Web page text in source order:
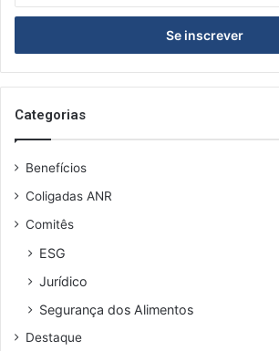
s
r
a
s
e
n
e
e
Categorias
Benefícios
Coligadas ANR
Comitês
ESG
Jurídico
Segurança dos Alimentos
Destaque